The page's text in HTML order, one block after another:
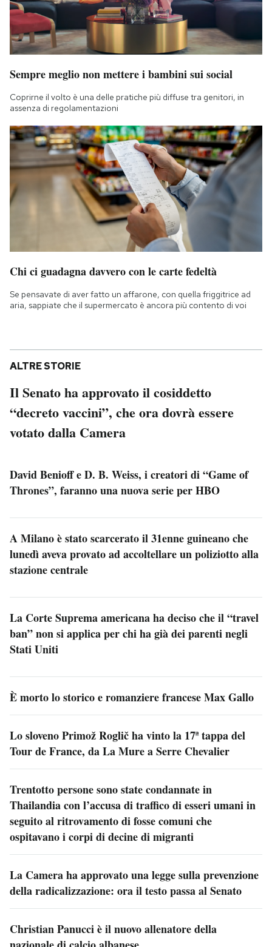
Sempre meglio non mettere i bambini sui social
Coprirne il volto è una delle pratiche più diffuse tra genitori, in
assenza di regolamentazioni
Chi ci guadagna davvero con le carte fedeltà
Se pensavate di aver fatto un affarone, con quella friggitrice ad
aria, sappiate che il supermercato è ancora più contento di voi
ALTRE STORIE
Il Senato ha approvato il cosiddetto
“decreto vaccini”, che ora dovrà essere
votato dalla Camera
David Benioff e D. B. Weiss, i creatori di “Game of
Thrones”, faranno una nuova serie per HBO
A Milano è stato scarcerato il 31enne guineano che
lunedì aveva provato ad accoltellare un poliziotto alla
stazione centrale
La Corte Suprema americana ha deciso che il “travel
ban” non si applica per chi ha già dei parenti negli
Stati Uniti
È morto lo storico e romanziere francese Max Gallo
Lo sloveno Primož Roglič ha vinto la 17ª tappa del
Tour de France, da La Mure a Serre Chevalier
Trentotto persone sono state condannate in
Thailandia con l’accusa di traffico di esseri umani in
seguito al ritrovamento di fosse comuni che
ospitavano i corpi di decine di migranti
La Camera ha approvato una legge sulla prevenzione
della radicalizzazione: ora il testo passa al Senato
Christian Panucci è il nuovo allenatore della